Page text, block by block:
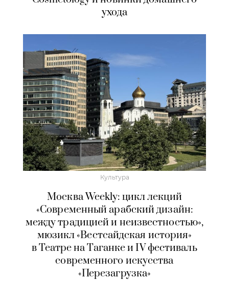
ухода
Культура
Москва Weekly: цикл лекций
«Современный арабский дизайн:
между традицией и неизвестностью»,
мюзикл «Вестсайдская история»
в Театре на Таганке и IV фестиваль
современного искусства
«Перезагрузка»